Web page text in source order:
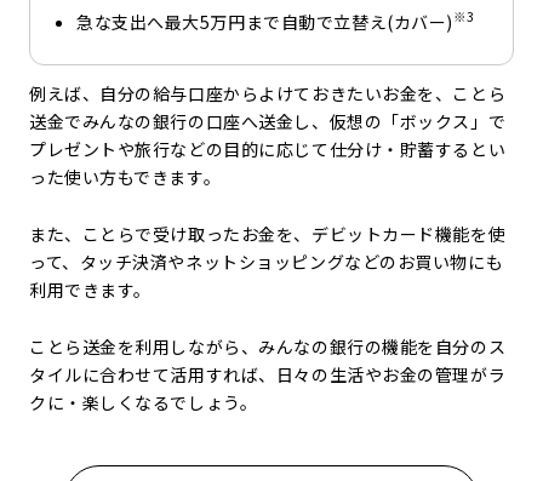
急な支出へ最大5万円まで自動で立替え(カバー) ※3
例えば、自分の給与口座からよけておきたいお金を、ことら
送金でみんなの銀行の口座へ送金し、仮想の「ボックス」で
プレゼントや旅行などの目的に応じて仕分け・貯蓄するとい
った使い方もできます。
また、ことらで受け取ったお金を、デビットカード機能を使
って、タッチ決済やネットショッピングなどのお買い物にも
利用できます。
ことら送金を利用しながら、みんなの銀行の機能を自分のス
タイルに合わせて活用すれば、日々の生活やお金の管理がラ
クに・楽しくなるでしょう。